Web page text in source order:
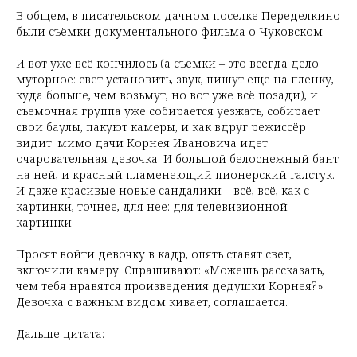
В общем, в писательском дачном поселке Переделкино
были съёмки документального фильма о Чуковском.
И вот уже всё кончилось (а съемки – это всегда дело
муторное: свет установить, звук, пишут еще на пленку,
куда больше, чем возьмут, но вот уже всё позади), и
съемочная группа уже собирается уезжать, собирает
свои баулы, пакуют камеры, и как вдруг режиссёр
видит: мимо дачи Корнея Ивановича идет
очаровательная девочка. И большой белоснежный бант
на ней, и красный пламенеющий пионерский галстук.
И даже красивые новые сандалики – всё, всё, как с
картинки, точнее, для нее: для телевизионной
картинки.
Просят войти девочку в кадр, опять ставят свет,
включили камеру. Спрашивают: «Можешь рассказать,
чем тебя нравятся произведения дедушки Корнея?».
Девочка с важным видом кивает, соглашается.
Дальше цитата: